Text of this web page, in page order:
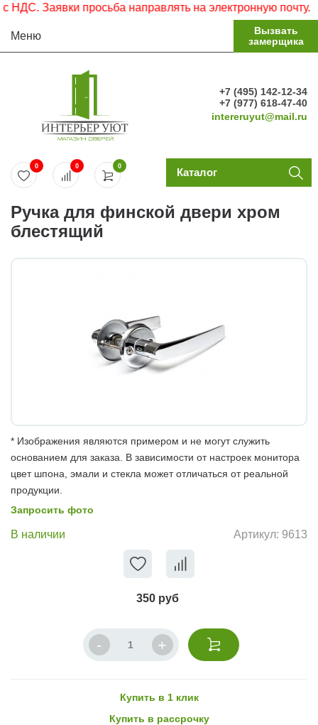
Заявки просьба направлять на электронную почту.
Меню
Вызвать
замерщика
+7 (495) 142-12-34
+7 (977) 618-47-40
intereruyut@mail.ru
0
0 0 Каталог
Ручка для финской двери хром
блестящий
* Изображения являются примером и не могут служить
основанием для заказа. В зависимости от настроек монитора
цвет шпона, эмали и стекла может отличаться от реальной
продукции.
Запросить фото
В наличии Артикул: 9613
350 руб
Купить в 1 клик
Купить в рассрочку